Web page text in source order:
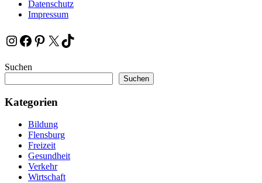
Datenschutz
Impressum
Instagram
Facebook
Pinterest
X TikTok
Suchen
Suchen
Kategorien
Bildung
Flensburg
Freizeit
Gesundheit
Verkehr
Wirtschaft